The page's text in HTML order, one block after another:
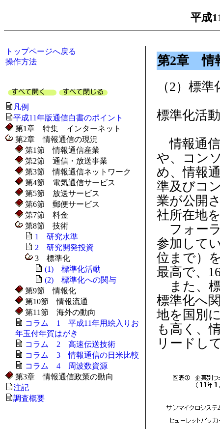
平成
トップページへ戻る
操作方法
凡例
平成11年版通信白書のポイント
第1章 特集 インターネット
第2章 情報通信の現況
第1節 情報通信産業
第2節 通信・放送事業
第3節 情報通信ネットワーク
第4節 電気通信サービス
第5節 放送サービス
第6節 郵便サービス
第7節 料金
第8節 技術
1 研究水準
2 研究開発投資
3 標準化
(1) 標準化活動
(2) 標準化への関与
第9節 情報化
第10節 情報流通
第11節 海外の動向
コラム 1 平成11年用絵入りお
年玉付年賀はがき
コラム 2 高速伝送技術
コラム 3 情報通信の日米比較
コラム 4 周波数資源
第3章 情報通信政策の動向
注記
調査概要
第2章 情
（2）標
標準化活
情報通
や、コン
め、情報
準及びコ
業が公開
社所在地
フォー
参加して
位まで）
最高で、
また、
標準化へ
地を国別
も高く、
リードし